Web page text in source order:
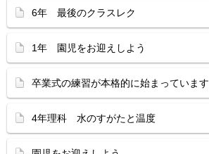
6年 最後のクラスレク
1年 園児をお迎えしよう
卒業式の練習が本格的に始まっています
4年理科 水のすがたと温度